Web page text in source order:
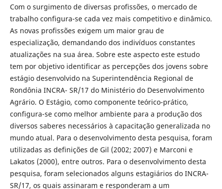
Com o surgimento de diversas profissões, o mercado de
trabalho configura-se cada vez mais competitivo e dinâmico.
As novas profissões exigem um maior grau de
especialização, demandando dos indivíduos constantes
atualizações na sua área. Sobre este aspecto este estudo
tem por objetivo identificar as percepções dos jovens sobre
estágio desenvolvido na Superintendência Regional de
Rondônia INCRA- SR/17 do Ministério do Desenvolvimento
Agrário. O Estágio, como componente teórico-prático,
configura-se como melhor ambiente para a produção dos
diversos saberes necessários à capacitação generalizada no
mundo atual. Para o desenvolvimento desta pesquisa, foram
utilizadas as definições de Gil (2002; 2007) e Marconi e
Lakatos (2000), entre outros. Para o desenvolvimento desta
pesquisa, foram selecionados alguns estagiários do INCRA-
SR/17, os quais assinaram e responderam a um